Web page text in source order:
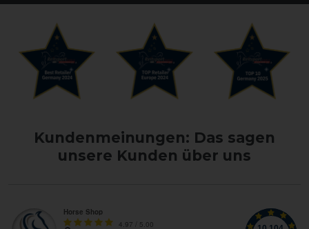
Kundenmeinungen: Das sagen
unsere Kunden über uns